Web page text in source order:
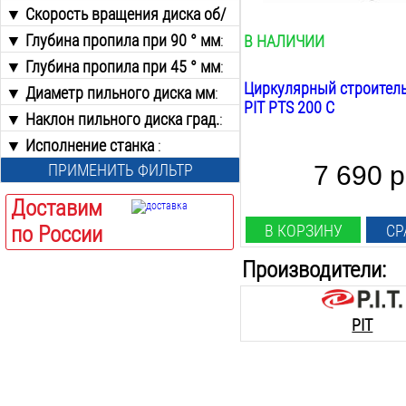
от
до
▼ Скорость вращения диска об/
мин:
от
до
▼ Глубина пропила при 90 ° мм:
от
до
▼ Глубина пропила при 45 ° мм:
от
до
▼ Диаметр пильного диска мм:
200
▼ Наклон пильного диска град.:
0-45
▼ Исполнение станка :
Настольный
ПРИМЕНИТЬ ФИЛЬТР
Доставим
по России
В НАЛИЧИИ
Циркулярный
PIT PTS 200 C
7 690
В КОРЗИНУ
Производители:
PIT